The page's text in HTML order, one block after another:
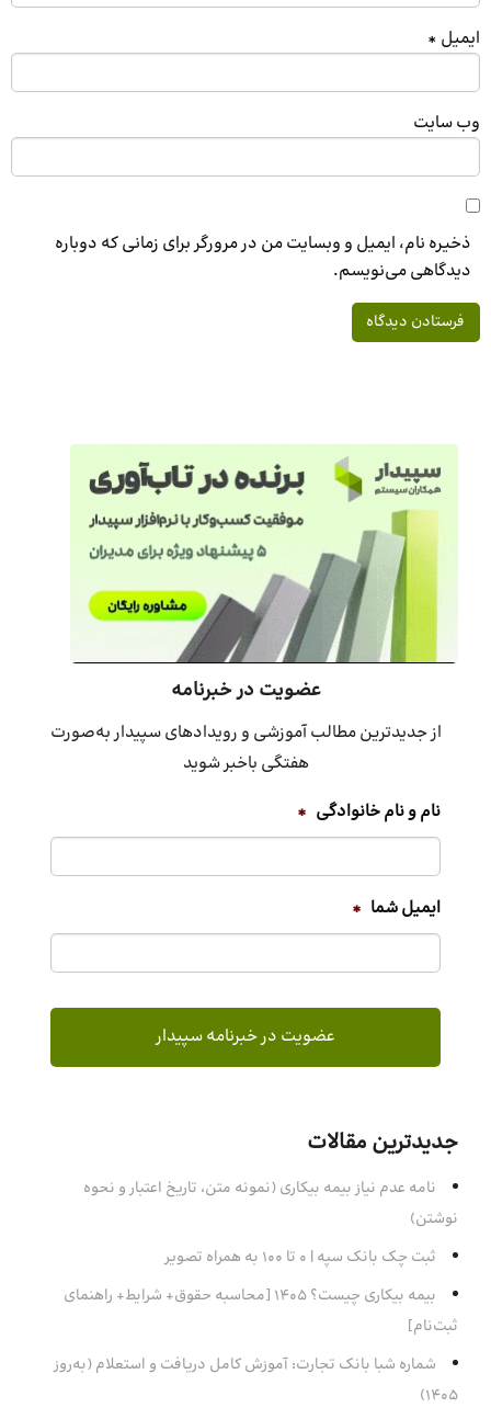
ایمیل *
وب‌ سایت
ذخیره نام، ایمیل و وبسایت من در مرورگر برای زمانی که دوباره
دیدگاهی می‌نویسم.
عضویت در خبرنامه
از جدیدترین مطالب آموزشی و رویدادهای سپیدار به‌صورت
هفتگی باخبر شوید
نام و نام خانوادگی *
ایمیل شما *
جدیدترین مقالات
نامه عدم نیاز بیمه بیکاری (نمونه متن، تاریخ اعتبار و نحوه
نوشتن)
ثبت چک بانک سپه | ۰ تا ۱۰۰ به همراه تصویر
بیمه بیکاری چیست؟ 1405 [محاسبه حقوق+ شرایط+ راهنمای
ثبت‌نام]
شماره شبا بانک تجارت: آموزش کامل دریافت و استعلام (به‌روز
۱۴۰۵)